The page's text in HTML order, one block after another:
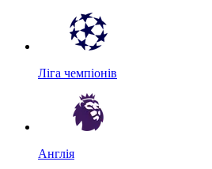
Ліга чемпіонів
Англія